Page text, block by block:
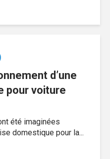
d’une
pour voiture
été imaginées
domestique pour la...